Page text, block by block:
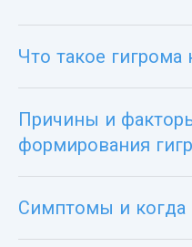
Что такое гигрома
Причины и
формирования
Симптомы и когда